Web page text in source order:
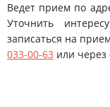
Ведет прием по
Уточнить
записаться на
033-00-63 или